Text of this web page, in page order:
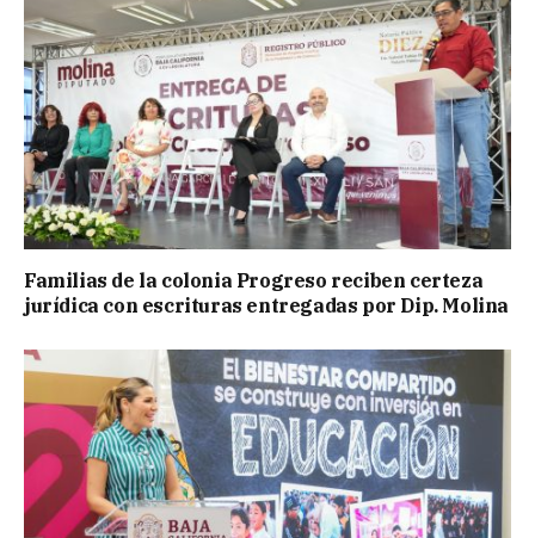
Familias de la colonia Progreso reciben certeza
jurídica con escrituras entregadas por Dip. Molina